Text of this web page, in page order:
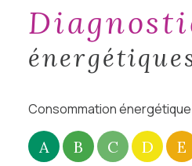
Consommation énergétique
A B C D E